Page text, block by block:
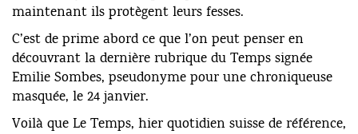
Adresse de messagerie
Site web
maintenant ils protègent leurs fesses.
C’est de prime abord ce que l’on peut penser en
découvrant la dernière rubrique du Temps signée
Emilie Sombes, pseudonyme pour une chroniqueuse
masquée, le 24 janvier.
Voilà que Le Temps, hier quotidien suisse de référence,